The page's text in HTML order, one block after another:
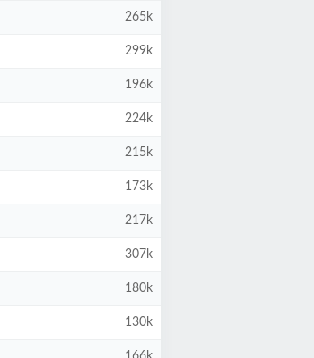
265k
299k
196k
224k
215k
173k
217k
307k
180k
130k